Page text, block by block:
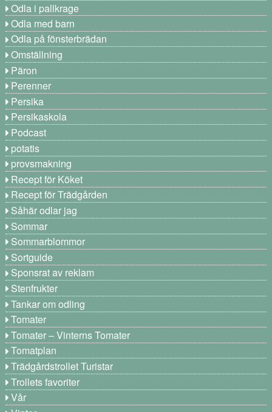
Odla i pallkrage
Odla med barn
Odla på fönsterbrädan
Omställning
Päron
Perenner
Persika
Persikaskola
Podcast
potatis
provsmakning
Recept för Köket
Recept för Trädgården
Såhär odlar jag
Sommar
Sommarblommor
Sortguide
Sponsrat av reklam
Stenfrukter
Tankar om odling
Tomater
Tomater – Vinterns Tomater
Tomatplan
Trädgårdstrollet Turistar
Trollets favoriter
Vår